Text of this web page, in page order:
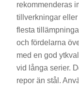
rekommenderas
tillverkningar eller
flesta
och fördelarna
med en god
vid långa serier.
repor än stål.